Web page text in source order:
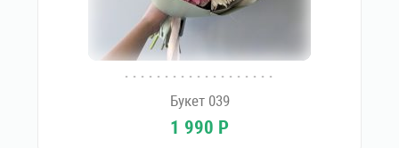
Букет 039
1 990 Р